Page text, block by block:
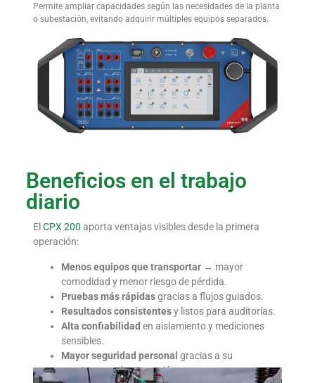
Permite ampliar capacidades según las necesidades de la planta
o subestación, evitando adquirir múltiples equipos separados.
Beneficios en el trabajo
diario
El CPX 200 aporta ventajas visibles desde la primera
operación:
Menos equipos que transportar→ mayor
comodidad y menor riesgo de pérdida.
Pruebas más rápidasgracias a flujos guiados.
Resultados consistentesy listos para auditorías.
Alta confiabilidad en aislamiento y mediciones
sensibles.
Mayor seguridad personal gracias a su
arquitectura de protección.